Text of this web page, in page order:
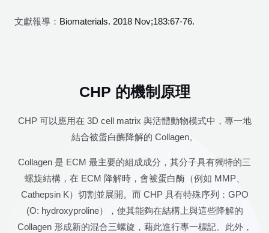
文獻報導： Biomaterials. 2018 Nov;183:67-76.
CHP 的機制原理
CHP 可以應用在 3D cell matrix 與活體動物模式中，專一地
結合被蛋白酶降解的 Collagen。
Collagen 是 ECM 最主要的組成成分，其分子具有獨特的三
螺旋結構，在 ECM 降解時，會被蛋白酶（例如 MMP、
Cathepsin K）切割並展開。而 CHP 具有特殊序列：GPO
(O: hydroxyproline），使其能夠在結構上與這些降解的
Collagen 形成新的混合三螺旋，藉此進行專一標記。此外，